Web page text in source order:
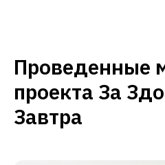
Проведенные
проекта За
Завтра